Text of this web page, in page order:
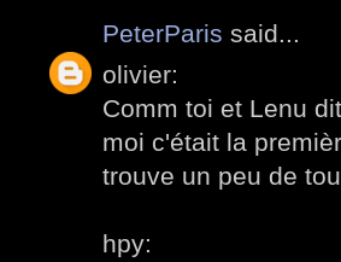
PeterParis said...
olivier:
Comm toi et Lenu
moi c'était la
trouve un peu de
hpy: